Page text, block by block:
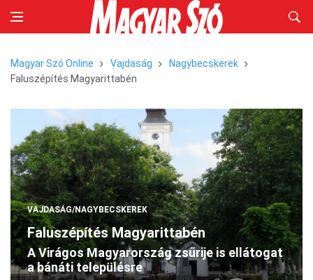
Magyar Szó Online Vajdaság
Nagybecskerek
Faluszépítés Magyarittabén
VAJDASÁG/NAGYBECSKEREK
Faluszépítés Magyarittabén
A Virágos Magyarország zsűrije is ellátogat
a bánáti településre